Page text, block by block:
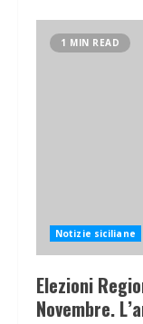
1 MIN READ
Notizie siciliane
Elezioni
Novembre.